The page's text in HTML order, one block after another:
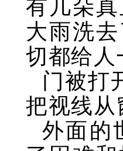
有几朵
大雨洗
切都给人
门被打
把视线从
外面的